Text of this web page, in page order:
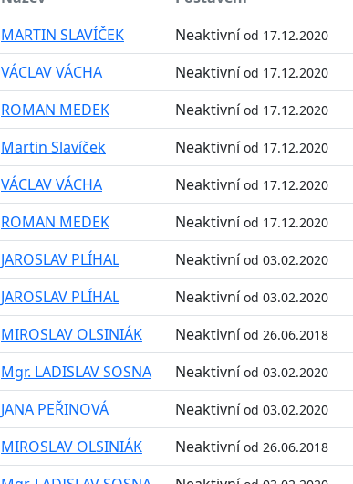
MARTIN SLAVÍČEK
Neaktivníod 17.12.2020
VÁCLAV VÁCHA
Neaktivníod 17.12.2020
ROMAN MEDEK
Neaktivníod 17.12.2020
Martin Slavíček
Neaktivníod 17.12.2020
VÁCLAV VÁCHA
Neaktivníod 17.12.2020
ROMAN MEDEK
Neaktivníod 17.12.2020
JAROSLAV PLÍHAL
Neaktivníod 03.02.2020
JAROSLAV PLÍHAL
Neaktivníod 03.02.2020
MIROSLAV OLSINIÁK
Neaktivníod 26.06.2018
Mgr. LADISLAV SOSNA
Neaktivníod 03.02.2020
JANA PEŘINOVÁ
Neaktivníod 03.02.2020
MIROSLAV OLSINIÁK
Neaktivníod 26.06.2018